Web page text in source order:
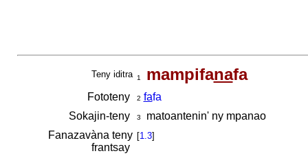
Teny iditra 1 mampifanafa
Fototeny 2 fafa
Sokajin-teny
3
matoantenin' ny mpanao
Fanazavàna teny
frantsay
[1.3]